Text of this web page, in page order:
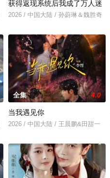
获得返现系统后我成了万人迷
2026 / 中国大陆 / 孙蔚琳＆魏胜奇
全集 4.0
当我遇见你
2026 / 中国大陆 / 王晨鹏&田甜一